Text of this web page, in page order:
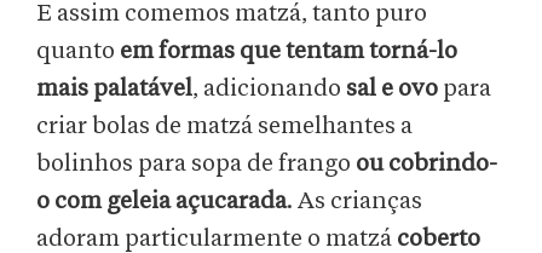
E assim comemos matzá, tanto puro
quanto em formas que tentam torná-lo
mais palatável, adicionando sal e ovo para
criar bolas de matzá semelhantes a
bolinhos para sopa de frango ou cobrindo-
o com geleia açucarada. As crianças
adoram particularmente o matzá coberto